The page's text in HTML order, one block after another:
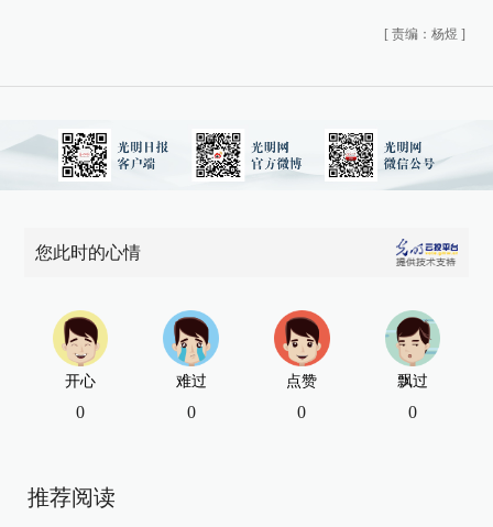
[ 责编：杨煜 ]
您此时的心情
开心
0
难过
0
点赞
0
飘过
0
推荐阅读